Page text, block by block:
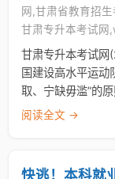
网,甘肃省教育招
甘肃专升本考试
甘肃专升本考试
国建设高水平运动
取、宁缺毋滥”的
阅读全文 →
快逃！本科就